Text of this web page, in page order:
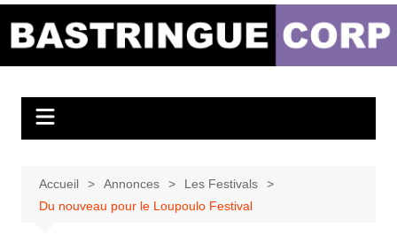
Bastringue Corp –
Musicales
Accueil Annonces
Les Festivals
Du nouveau pour le Loupoulo Festival